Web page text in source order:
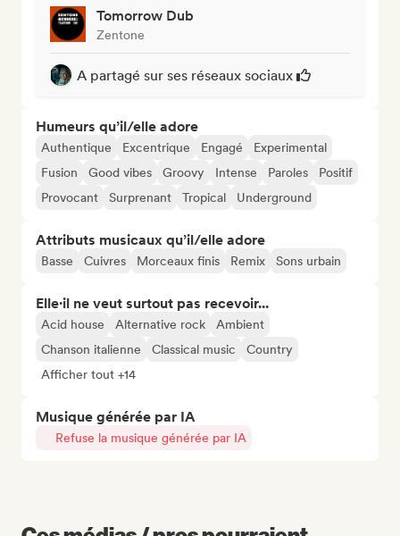
Tomorrow Dub
Zentone
A partagé sur ses réseaux sociaux
Humeurs qu’il/elle adore
Authentique Excentrique Engagé
Experimental
Fusion
Good vibes Groovy Intense Paroles
Positif
Provocant
Surprenant Tropical Underground
Attributs musicaux qu’il/elle adore
Basse Cuivres Morceaux finis Remix Sons urbain
Elle·il ne veut surtout pas recevoir...
Acid house Alternative rock
Ambient
Chanson italienne
Classical music
Country
Afficher tout +14
Musique générée par IA
Refuse la musique générée par IA